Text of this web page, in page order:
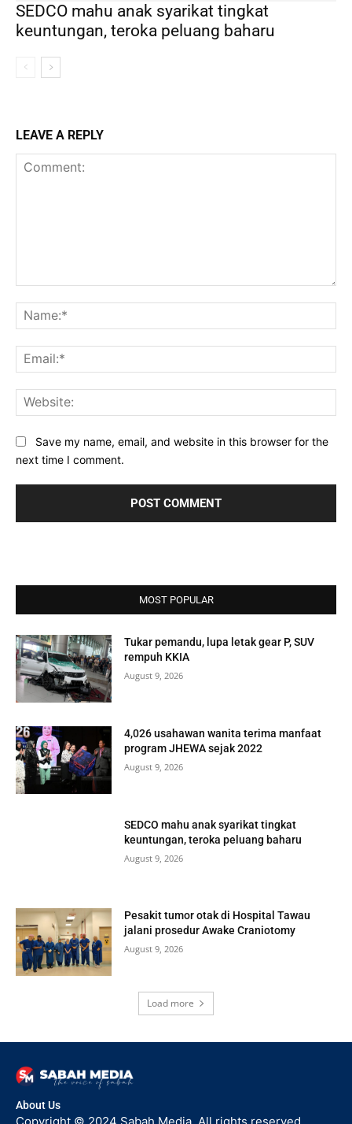
SEDCO mahu anak syarikat tingkat
keuntungan, teroka peluang baharu
LEAVE A REPLY
Save my name, email, and website in this browser for the
next time I comment.
MOST POPULAR
Tukar pemandu, lupa letak gear P, SUV
rempuh KKIA
August 9, 2026
4,026 usahawan wanita terima manfaat
program JHEWA sejak 2022
August 9, 2026
SEDCO mahu anak syarikat tingkat
keuntungan, teroka peluang baharu
August 9, 2026
Pesakit tumor otak di Hospital Tawau
jalani prosedur Awake Craniotomy
August 9, 2026
Load more
About Us